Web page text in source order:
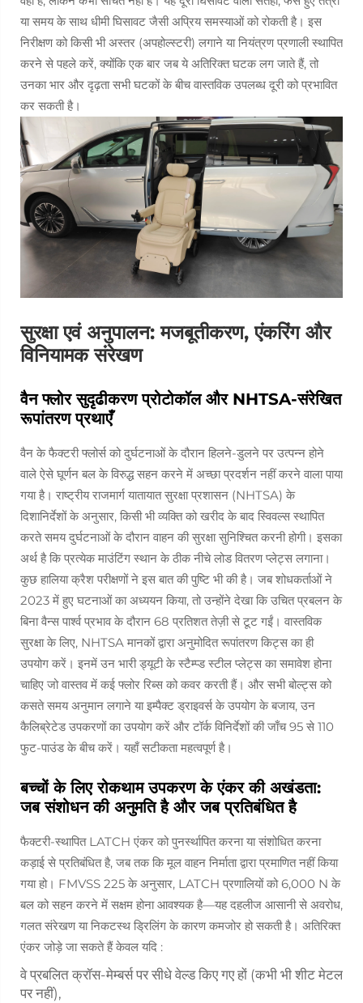
या समय के साथ धीमी घिसावट जैसी अप्रिय समस्याओं को रोकती है। इस
निरीक्षण को किसी भी अस्तर (अपहोल्स्टरी) लगाने या नियंत्रण प्रणाली स्थापित
करने से पहले करें, क्योंकि एक बार जब ये अतिरिक्त घटक लग जाते हैं, तो
उनका भार और दृढ़ता सभी घटकों के बीच वास्तविक उपलब्ध दूरी को प्रभावित
कर सकती है।
सुरक्षा एवं अनुपालन: मजबूतीकरण, एंकरिंग और
विनियामक संरेखण
वैन फ्लोर सुदृढीकरण प्रोटोकॉल और NHTSA-संरेखित
रूपांतरण प्रथाएँ
वैन के फैक्टरी फ्लोर्स को दुर्घटनाओं के दौरान हिलने-डुलने पर उत्पन्न होने
वाले ऐसे घूर्णन बल के विरुद्ध सहन करने में अच्छा प्रदर्शन नहीं करने वाला पाया
गया है। राष्ट्रीय राजमार्ग यातायात सुरक्षा प्रशासन (NHTSA) के
दिशानिर्देशों के अनुसार, किसी भी व्यक्ति को खरीद के बाद स्विवल्स स्थापित
करते समय दुर्घटनाओं के दौरान वाहन की सुरक्षा सुनिश्चित करनी होगी। इसका
अर्थ है कि प्रत्येक माउंटिंग स्थान के ठीक नीचे लोड वितरण प्लेट्स लगाना।
कुछ हालिया क्रैश परीक्षणों ने इस बात की पुष्टि भी की है। जब शोधकर्ताओं ने
2023 में हुए घटनाओं का अध्ययन किया, तो उन्होंने देखा कि उचित प्रबलन के
बिना वैन्स पार्श्व प्रभाव के दौरान 68 प्रतिशत तेज़ी से टूट गईं। वास्तविक
सुरक्षा के लिए, NHTSA मानकों द्वारा अनुमोदित रूपांतरण किट्स का ही
उपयोग करें। इनमें उन भारी ड्यूटी के स्टैम्प्ड स्टील प्लेट्स का समावेश होना
चाहिए जो वास्तव में कई फ्लोर रिब्स को कवर करती हैं। और सभी बोल्ट्स को
कसते समय अनुमान लगाने या इम्पैक्ट ड्राइवर्स के उपयोग के बजाय, उन
कैलिब्रेटेड उपकरणों का उपयोग करें और टॉर्क विनिर्देशों की जाँच 95 से 110
फुट-पाउंड के बीच करें। यहाँ सटीकता महत्वपूर्ण है।
बच्चों के लिए रोकथाम उपकरण के एंकर की अखंडता:
जब संशोधन की अनुमति है और जब प्रतिबंधित है
फैक्टरी-स्थापित LATCH एंकर को पुनर्स्थापित करना या संशोधित करना
कड़ाई से प्रतिबंधित है, जब तक कि मूल वाहन निर्माता द्वारा प्रमाणित नहीं किया
गया हो। FMVSS 225 के अनुसार, LATCH प्रणालियों को 6,000 N के
बल को सहन करने में सक्षम होना आवश्यक है—यह दहलीज आसानी से अवरोध,
गलत संरेखण या निकटस्थ ड्रिलिंग के कारण कमजोर हो सकती है। अतिरिक्त
एंकर जोड़े जा सकते हैंकेवल यदि :
वे प्रबलित क्रॉस-मेम्बर्स पर सीधे वेल्ड किए गए हों (कभी भी शीट मेटल
पर नहीं),